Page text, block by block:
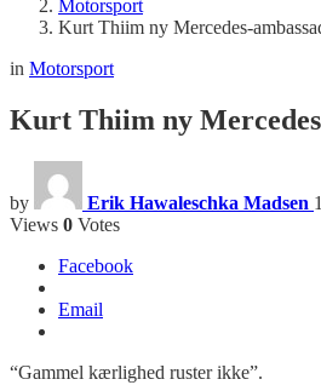
Motorsport
Kurt Thiim ny Mercedes-
in Motorsport
Kurt Thiim ny
by Erik Hawaleschka Madsen
Views 0 Votes
Facebook
Email
“Gammel kærlighed ruster ikke”.